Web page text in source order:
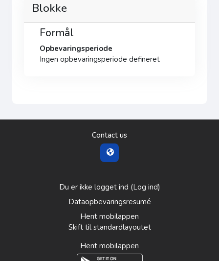
Blokke
Formål
Opbevaringsperiode
Ingen opbevaringsperiode defineret
Contact us
Du er ikke logget ind (Log ind)
Dataopbevaringsresumé
Hent mobilappen
Skift til standardlayoutet
Hent mobilappen